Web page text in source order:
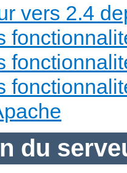
vers 2.4
du